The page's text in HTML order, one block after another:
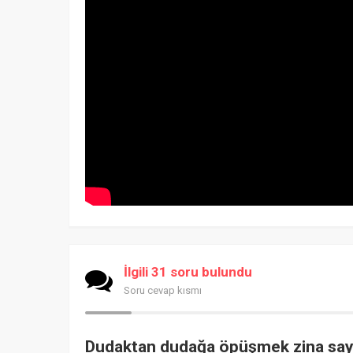
İlgili 31 soru bulundu
Soru cevap kısmı
Dudaktan dudağa öpüşmek zina